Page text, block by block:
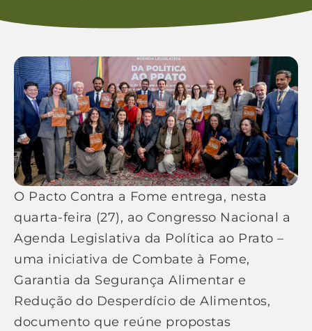
O Pacto Contra a Fome entrega, nesta
quarta-feira (27), ao Congresso Nacional a
Agenda Legislativa da Política ao Prato –
uma iniciativa de Combate à Fome,
Garantia da Segurança Alimentar e
Redução do Desperdício de Alimentos,
documento que reúne propostas